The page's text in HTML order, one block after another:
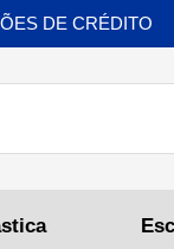
DE CRÉDITO